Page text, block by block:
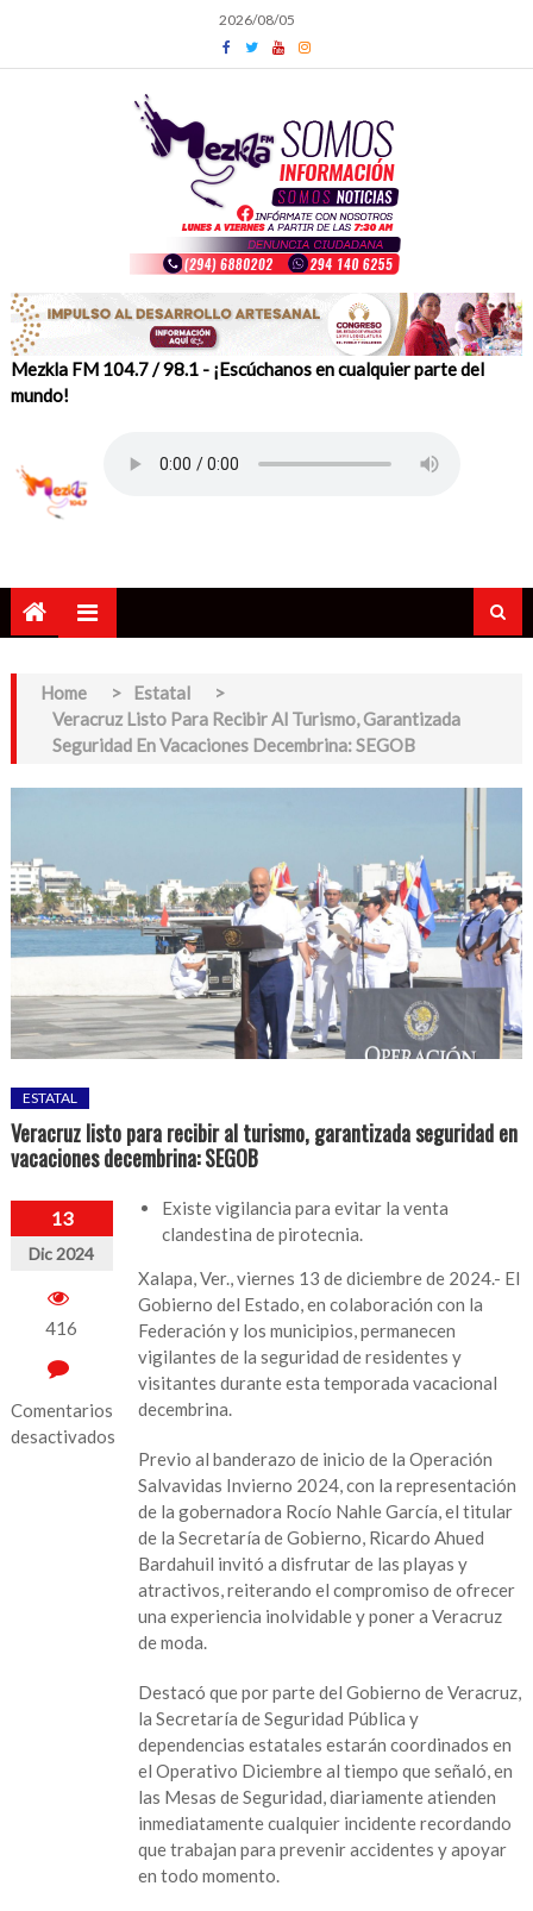
content
2026/08/05
Mezkla FM 104.7 / 98.1 - ¡Escúchanos en cualquier parte del
mundo!
Home > Estatal
>
Veracruz Listo Para Recibir Al Turismo, Garantizada
Seguridad En Vacaciones Decembrina: SEGOB
ESTATAL
Veracruz listo para recibir al turismo, garantizada seguridad en
vacaciones decembrina: SEGOB
13
Dic 2024
416
Comentarios
desactivados
Existe vigilancia para evitar la venta
clandestina de pirotecnia.
Xalapa, Ver., viernes 13 de diciembre de 2024.- El
Gobierno del Estado, en colaboración con la
Federación y los municipios, permanecen
vigilantes de la seguridad de residentes y
visitantes durante esta temporada vacacional
decembrina.
Previo al banderazo de inicio de la Operación
Salvavidas Invierno 2024, con la representación
de la gobernadora Rocío Nahle García, el titular
de la Secretaría de Gobierno, Ricardo Ahued
Bardahuil invitó a disfrutar de las playas y
atractivos, reiterando el compromiso de ofrecer
una experiencia inolvidable y poner a Veracruz
de moda.
Destacó que por parte del Gobierno de Veracruz,
la Secretaría de Seguridad Pública y
dependencias estatales estarán coordinados en
el Operativo Diciembre al tiempo que señaló, en
las Mesas de Seguridad, diariamente atienden
inmediatamente cualquier incidente recordando
que trabajan para prevenir accidentes y apoyar
en todo momento.